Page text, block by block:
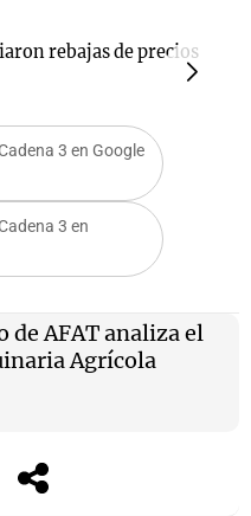
rebajas de precios
3 en Google
3 en
de AFAT analiza el
Agrícola
Notas
Cadena 3